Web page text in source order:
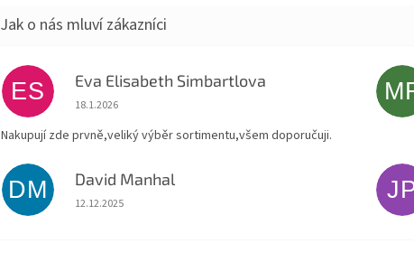
ES Eva Elisabeth Simbartlova
Hodnocení obchodu je 5 z 5 hvězdiček.
18.1.2026
Nakupují zde prvně,veliký výběr sortimentu,všem doporučuji.
DM David Manhal
Hodnocení obchodu je 5 z 5 hvězdiček.
12.12.2025